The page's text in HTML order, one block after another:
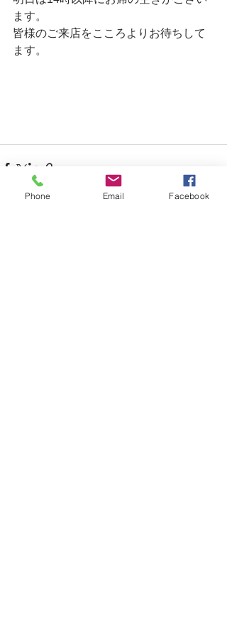
ます。
皆様のご来店をこころよりお待ちして
ます。
Phone Email Facebook